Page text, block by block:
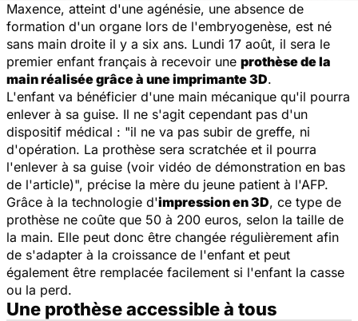
Maxence, atteint d'une agénésie, une absence de
formation d'un organe lors de l'embryogenèse, est né
sans main droite il y a six ans. Lundi 17 août, il sera le
premier enfant français à recevoir une prothèse de la
main réalisée grâce à une imprimante 3D.
L'enfant va bénéficier d'une main mécanique qu'il pourra
enlever à sa guise. Il ne s'agit cependant pas d'un
dispositif médical : "il ne va pas subir de greffe, ni
d'opération. La prothèse sera scratchée et il pourra
l'enlever à sa guise (voir vidéo de démonstration en bas
de l'article)", précise la mère du jeune patient à l'AFP.
Grâce à la technologie d'impression en 3D, ce type de
prothèse ne coûte que 50 à 200 euros, selon la taille de
la main. Elle peut donc être changée régulièrement afin
de s'adapter à la croissance de l'enfant et peut
également être remplacée facilement si l'enfant la casse
ou la perd.
Une prothèse accessible à tous